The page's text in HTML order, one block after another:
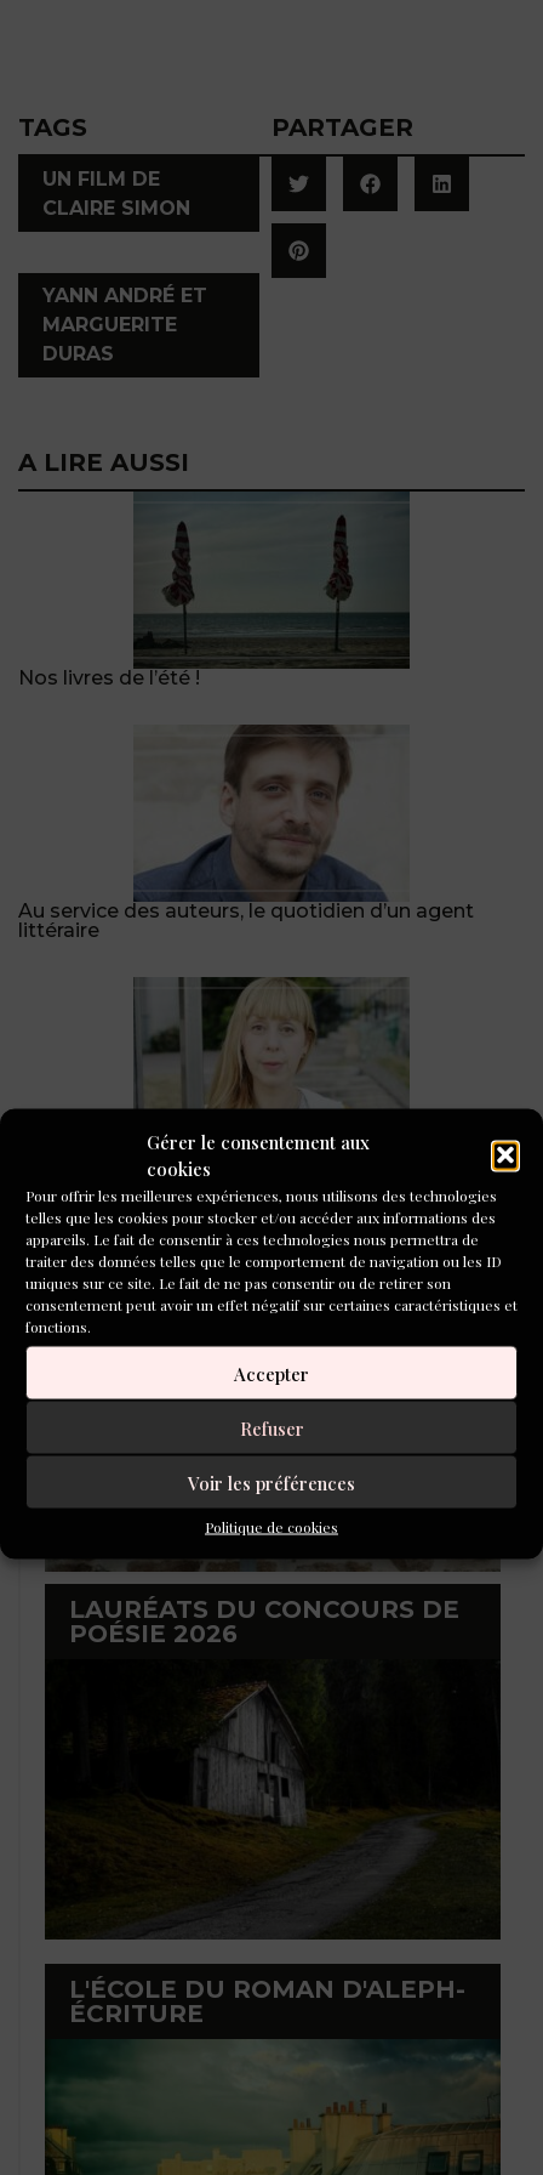
Gérer le consentement aux
cookies
Pour offrir les meilleures expériences, nous utilisons des technologies
telles que les cookies pour stocker et/ou accéder aux informations des
appareils. Le fait de consentir à ces technologies nous permettra de
traiter des données telles que le comportement de navigation ou les ID
uniques sur ce site. Le fait de ne pas consentir ou de retirer son
consentement peut avoir un effet négatif sur certaines caractéristiques et
fonctions.
Accepter
Refuser
Voir les préférences
Politique de cookies
TAGS
UN FILM DE
CLAIRE SIMON
YANN ANDRÉ ET
MARGUERITE
DURAS
PARTAGER
A LIRE AUSSI
Nos livres de l’été !
Au service des auteurs, le quotidien d’un agent
littéraire
Tenir un journal, une routine d’écriture féconde pour
CONCOURS DE NOUVELLES
2026
LAURÉATS DU CONCOURS DE
POÉSIE 2026
L'ÉCOLE DU ROMAN D'ALEPH-
ÉCRITURE